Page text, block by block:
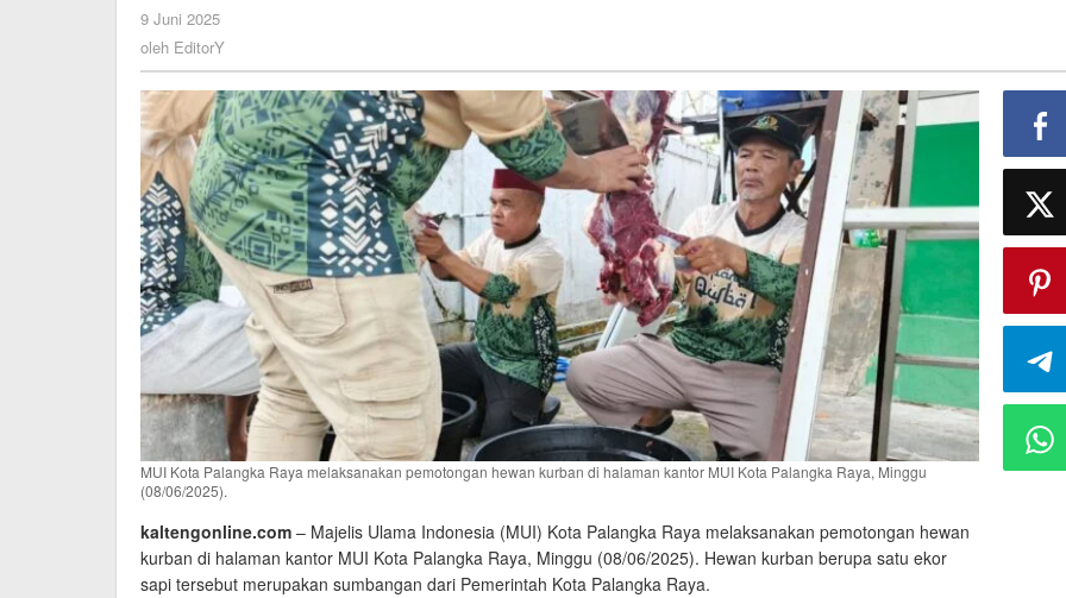
9 Juni 2025
oleh EditorY
MUI Kota Palangka Raya melaksanakan pemotongan hewan kurban di halaman kantor MUI Kota Palangka Raya, Minggu
(08/06/2025).
kaltengonline.com – Majelis Ulama Indonesia (MUI) Kota Palangka Raya melaksanakan pemotongan hewan
kurban di halaman kantor MUI Kota Palangka Raya, Minggu (08/06/2025). Hewan kurban berupa satu ekor
sapi tersebut merupakan sumbangan dari Pemerintah Kota Palangka Raya.